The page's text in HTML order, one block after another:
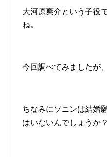
大河原爽介という子役
ね。
今回調べてみましたが
ちなみにソニンは結婚
はいないんでしょうか